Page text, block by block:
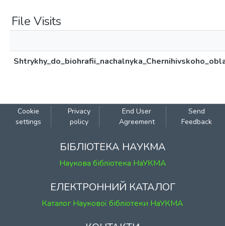
File Visits
Cookie
settings
Privacy
policy
End User
Agreement
Send
Feedback
БІБЛІОТЕКА НАУКМА
Наукова бібліотека НаУКМА
ЕЛЕКТРОННИЙ КАТАЛОГ
Каталог Наукової бібліотеки НаУКМА